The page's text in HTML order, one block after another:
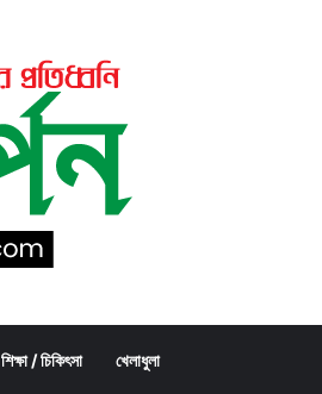
শিক্ষা / চিকিৎসা খেলাধুলা